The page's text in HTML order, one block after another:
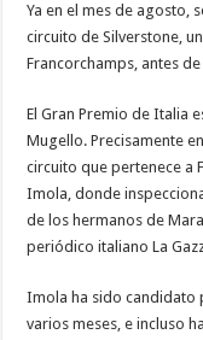
Ya en el mes de agosto,
circuito de Silverstone,
Francorchamps, antes
El Gran Premio de Italia
Mugello. Precisamente
circuito que pertenece a
Imola, donde
de los hermanos de
periódico italiano La
Imola ha sido candidato
varios meses, e incluso